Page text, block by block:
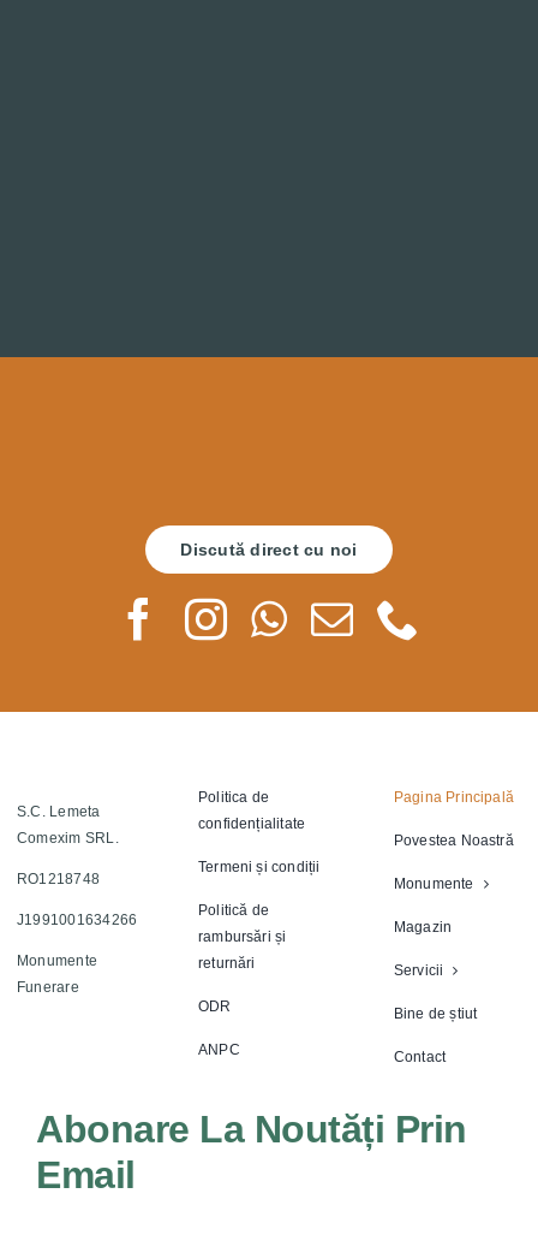
Discută direct cu noi
S.C. Lemeta
Comexim SRL.
RO1218748
J1991001634266
Monumente
Funerare
Politica de
confidențialitate
Termeni și condiții
Politică de
rambursări și
returnări
ODR
ANPC
Pagina Principală
Povestea Noastră
Monumente
Magazin
Servicii
Bine de știut
Contact
Abonare La Noutăți Prin
Email